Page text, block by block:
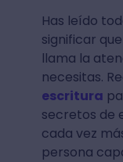
Has leído
significar
llama la
necesitas.
escritura
secretos de
cada vez
persona